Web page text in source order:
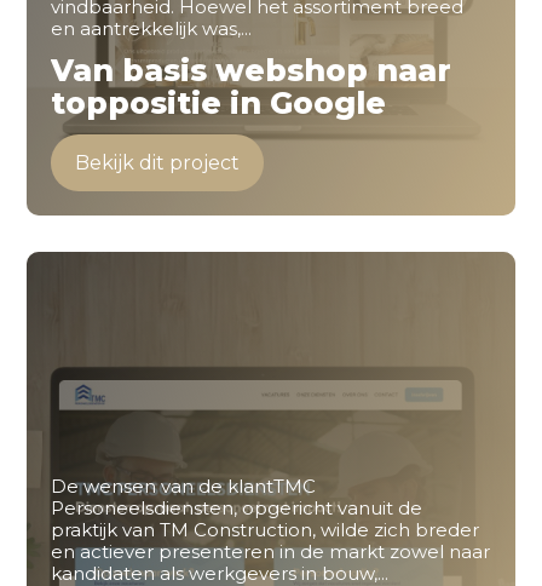
vindbaarheid. Hoewel het assortiment breed
en aantrekkelijk was,...
Van basis webshop naar
toppositie in Google
Bekijk dit project
De wensen van de klantTMC
Personeelsdiensten, opgericht vanuit de
praktijk van TM Construction, wilde zich breder
en actiever presenteren in de markt zowel naar
kandidaten als werkgevers in bouw,...